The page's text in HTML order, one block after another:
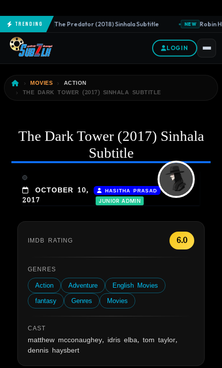
Trending
NEW The Predator (2018) Sinhala Subtitle NEW Robin
LOGIN
MOVIES
ACTION
THE DARK TOWER (2017) SINHALA SUBTITLE
The Dark Tower (2017) Sinhala
Subtitle
OCTOBER 10,
2017
HASITHA PRASAD |
JUNIOR ADMIN
IMDB RATING 6.0
GENRES
Action Adventure
English Movies
fantasy
Genres Movies
CAST
matthew mcconaughey, idris elba, tom taylor,
dennis haysbert